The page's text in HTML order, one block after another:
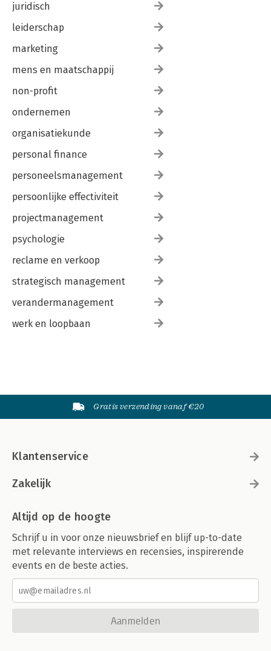
juridisch
leiderschap
marketing
mens en maatschappij
non-profit
ondernemen
organisatiekunde
personal finance
personeelsmanagement
persoonlijke effectiviteit
projectmanagement
psychologie
reclame en verkoop
strategisch management
verandermanagement
werk en loopbaan
Gratis verzending vanaf €20
Klantenservice
Zakelijk
Altijd op de hoogte
Schrijf u in voor onze nieuwsbrief en blijf up-to-date
met relevante interviews en recensies, inspirerende
events en de beste acties.
Aanmelden